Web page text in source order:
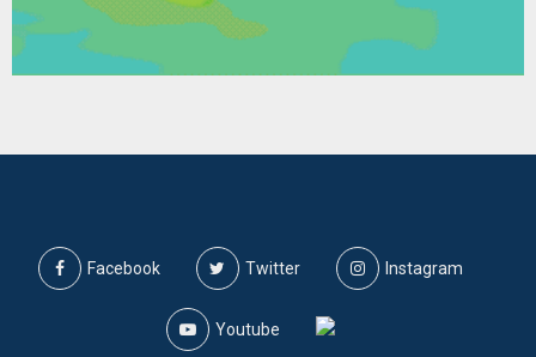
Facebook Twitter Instagram
Youtube